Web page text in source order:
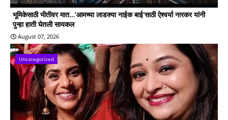
भूमिकेसाठी भीतीवर मात…‘आमच्या लाडक्या नाईक बाई'साठी ऐश्वर्या नारकर यांनी
पुन्हा हाती घेतली सायकल
August 07, 2026
Uncategorized